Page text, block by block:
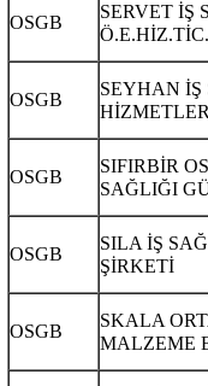
OSGB
SERVET İŞ
OSGB
SEYHAN
OSGB
SIFIRBİR
SAĞLIĞI
OSGB
SILA İŞ
ŞİRKETİ
OSGB
SKALA
MALZEME